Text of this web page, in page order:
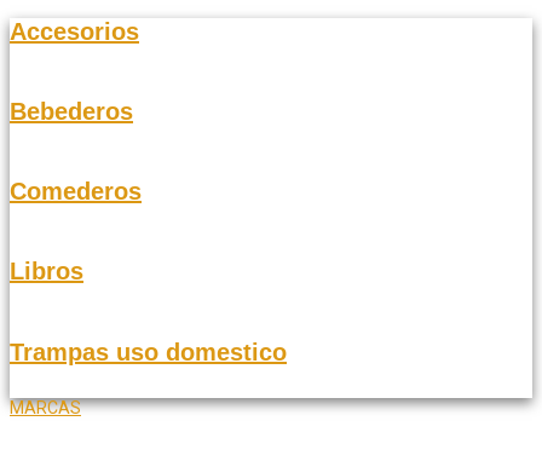
Accesorios
Bebederos
Comederos
Libros
Trampas uso domestico
MARCAS